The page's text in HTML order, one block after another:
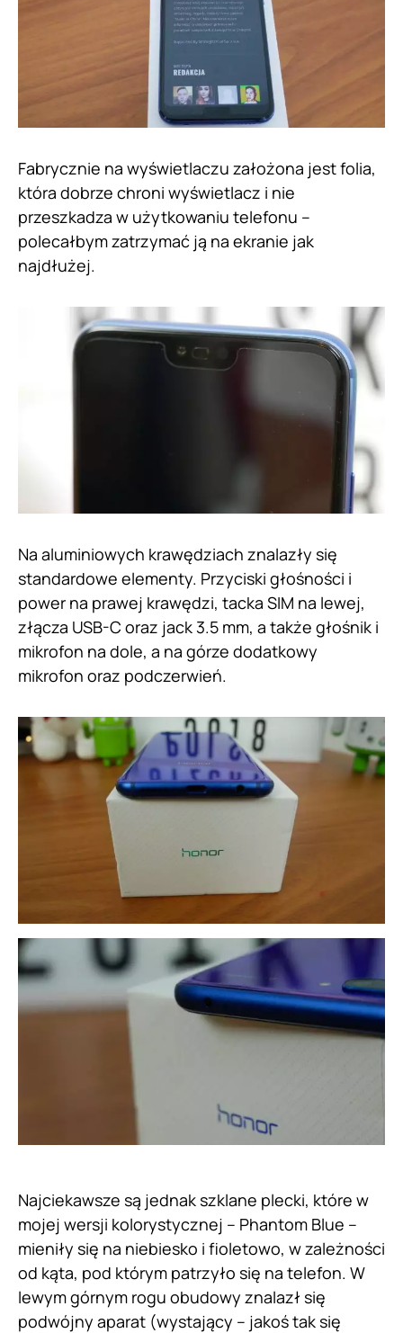
Fabrycznie na wyświetlaczu założona jest folia,
która dobrze chroni wyświetlacz i nie
przeszkadza w użytkowaniu telefonu –
polecałbym zatrzymać ją na ekranie jak
najdłużej.
Na aluminiowych krawędziach znalazły się
standardowe elementy. Przyciski głośności i
power na prawej krawędzi, tacka SIM na lewej,
złącza USB-C oraz jack 3.5 mm, a także głośnik i
mikrofon na dole, a na górze dodatkowy
mikrofon oraz podczerwień.
Najciekawsze są jednak szklane plecki, które w
mojej wersji kolorystycznej – Phantom Blue –
mieniły się na niebiesko i fioletowo, w zależności
od kąta, pod którym patrzyło się na telefon. W
lewym górnym rogu obudowy znalazł się
podwójny aparat (wystający – jakoś tak się